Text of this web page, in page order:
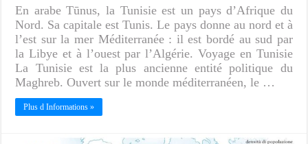
En arabe Tūnus, la Tunisie est un pays d’Afrique du
Nord. Sa capitale est Tunis. Le pays donne au nord et à
l’est sur la mer Méditerranée : il est bordé au sud par
la Libye et à l’ouest par l’Algérie. Voyage en Tunisie
La Tunisie est la plus ancienne entité politique du
Maghreb. Ouvert sur le monde méditerranéen, le …
Plus d Informations »